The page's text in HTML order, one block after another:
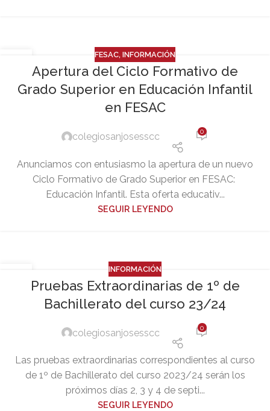
FESAC, INFORMACIÓN
Apertura del Ciclo Formativo de
Grado Superior en Educación Infantil
en FESAC
colegiosanjosesscc 0
Anunciamos con entusiasmo la apertura de un nuevo
Ciclo Formativo de Grado Superior en FESAC:
Educación Infantil. Esta oferta educativ...
SEGUIR LEYENDO
INFORMACIÓN
Pruebas Extraordinarias de 1º de
Bachillerato del curso 23/24
colegiosanjosesscc 0
Las pruebas extraordinarias correspondientes al curso
de 1º de Bachillerato del curso 2023/24 serán los
próximos días 2, 3 y 4 de septi...
SEGUIR LEYENDO